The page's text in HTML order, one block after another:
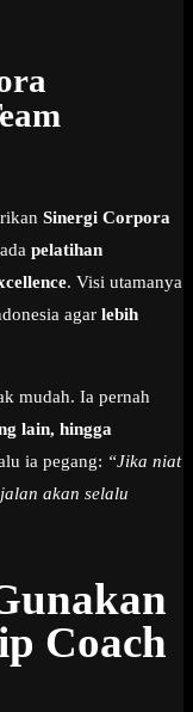
Sinergi Corpora
pelatihan
. Visi utamanya
agar lebih
mudah. Ia pernah
lain, hingga
ia pegang: “Jika niat
akan selalu
Coach